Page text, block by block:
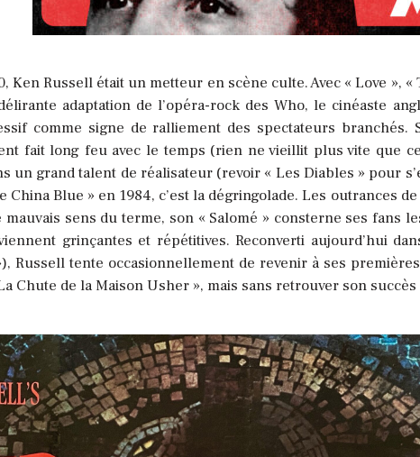
Ken Russell était un metteur en scène culte. Avec « Love »,
adaptation de l’opéra-rock des Who, le cinéaste
comme signe de ralliement des spectateurs branchés.
fait long feu avec le temps (rien ne vieillit plus vite que
un grand talent de réalisateur (revoir « Les Diables » pour
China Blue » en 1984, c’est la dégringolade. Les outrances
sens du terme, son « Salomé » consterne ses fans
grinçantes et répétitives. Reconverti aujourd’hui
Russell tente occasionnellement de revenir à ses
Chute de la Maison Usher », mais sans retrouver son